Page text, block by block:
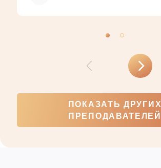
ПОКАЗАТЬ ДРУГИХ
ПРЕПОДАВАТЕЛЕЙ